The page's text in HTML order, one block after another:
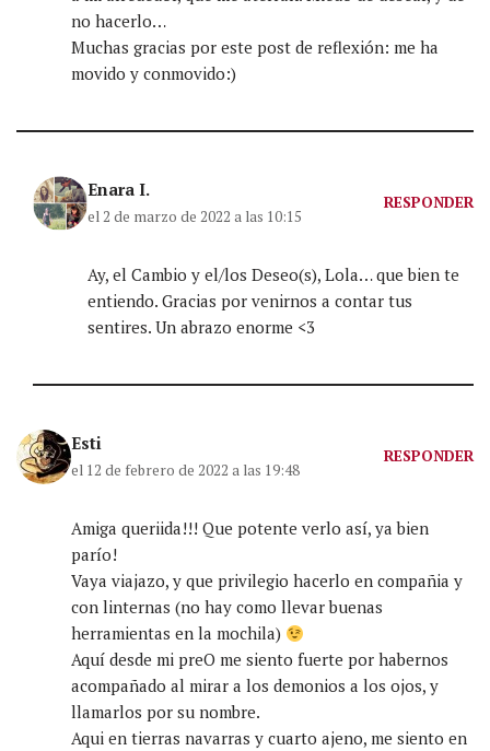
no hacerlo…
Muchas gracias por este post de reflexión: me ha
movido y conmovido:)
Enara I.
el 2 de marzo de 2022 a las 10:15
RESPONDER
Ay, el Cambio y el/los Deseo(s), Lola… que bien te
entiendo. Gracias por venirnos a contar tus
sentires. Un abrazo enorme <3
Esti
el 12 de febrero de 2022 a las 19:48
RESPONDER
Amiga queriida!!! Que potente verlo así, ya bien
parío!
Vaya viajazo, y que privilegio hacerlo en compañia y
con linternas (no hay como llevar buenas
herramientas en la mochila)
Aquí desde mi preO me siento fuerte por habernos
acompañado al mirar a los demonios a los ojos, y
llamarlos por su nombre.
Aqui en tierras navarras y cuarto ajeno, me siento en